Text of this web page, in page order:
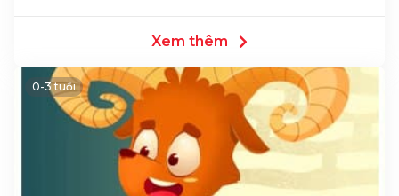
Xem thêm
0-3 tuổi